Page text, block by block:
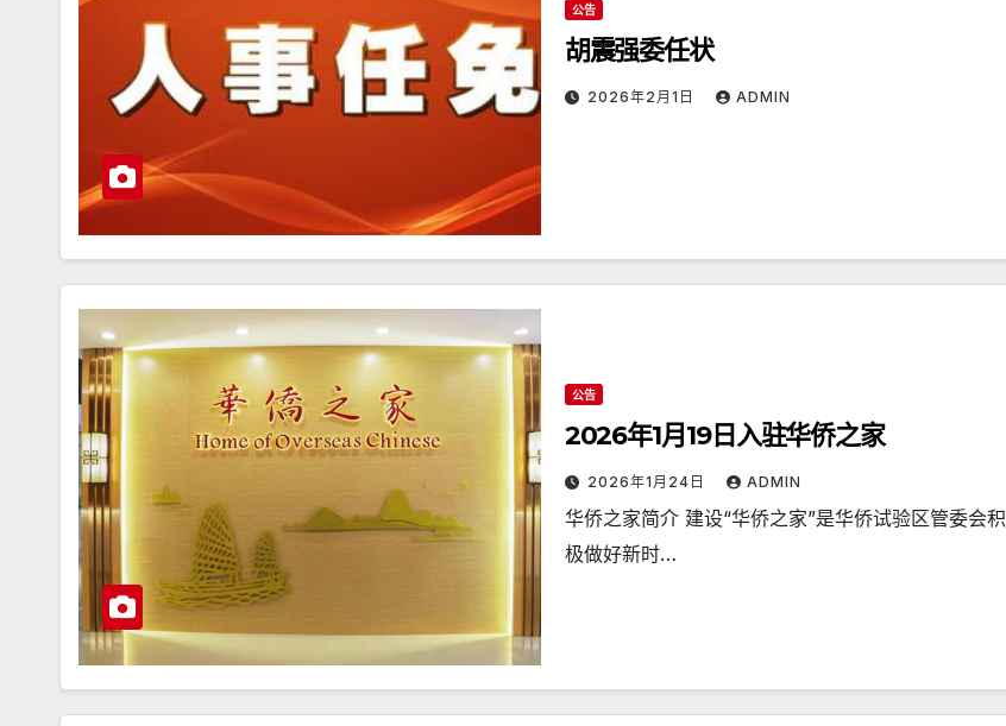
公告
胡震强委任状
2026年2月1日 ADMIN
公告
2026年1月19日入驻华侨之家
2026年1月24日 ADMIN
华侨之家简介 建设“华侨之家”是华侨试验区管委会积
极做好新时…